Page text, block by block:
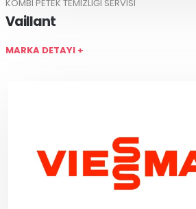
KOMBI PETEK TEMIZLIĞI SERVISI
Vaillant
MARKA DETAYI +